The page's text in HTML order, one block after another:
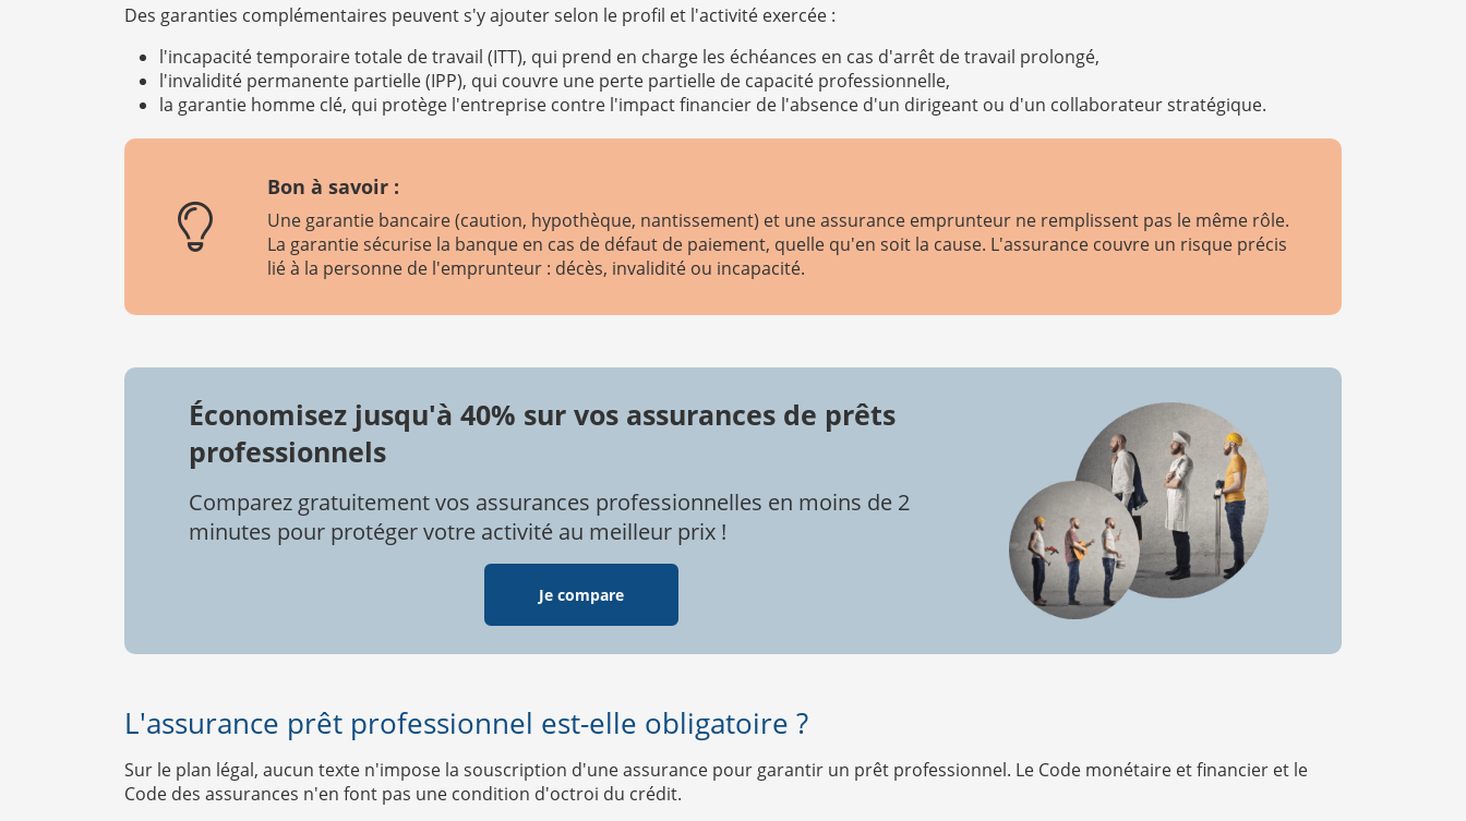
Des garanties complémentaires peuvent s'y ajouter selon le profil et l'activité exercée :
l'incapacité temporaire totale de travail (ITT), qui prend en charge les échéances en cas d'arrêt de travail prolongé,
l'invalidité permanente partielle (IPP), qui couvre une perte partielle de capacité professionnelle,
la garantie homme clé, qui protège l'entreprise contre l'impact financier de l'absence d'un dirigeant ou d'un collaborateur stratégique.
Bon à savoir :
Une garantie bancaire (caution, hypothèque, nantissement) et une assurance emprunteur ne remplissent pas le même rôle.
La garantie sécurise la banque en cas de défaut de paiement, quelle qu'en soit la cause. L'assurance couvre un risque précis
lié à la personne de l'emprunteur : décès, invalidité ou incapacité.
Économisez jusqu'à 40% sur vos assurances de prêts
professionnels
Comparez gratuitement vos assurances professionnelles en moins de 2
minutes pour protéger votre activité au meilleur prix !
Je compare
L'assurance prêt professionnel est-elle obligatoire ?
Sur le plan légal, aucun texte n'impose la souscription d'une assurance pour garantir un prêt professionnel. Le Code monétaire et financier et le
Code des assurances n'en font pas une condition d'octroi du crédit.